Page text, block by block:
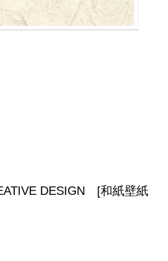
DESIGN [和紙壁紙